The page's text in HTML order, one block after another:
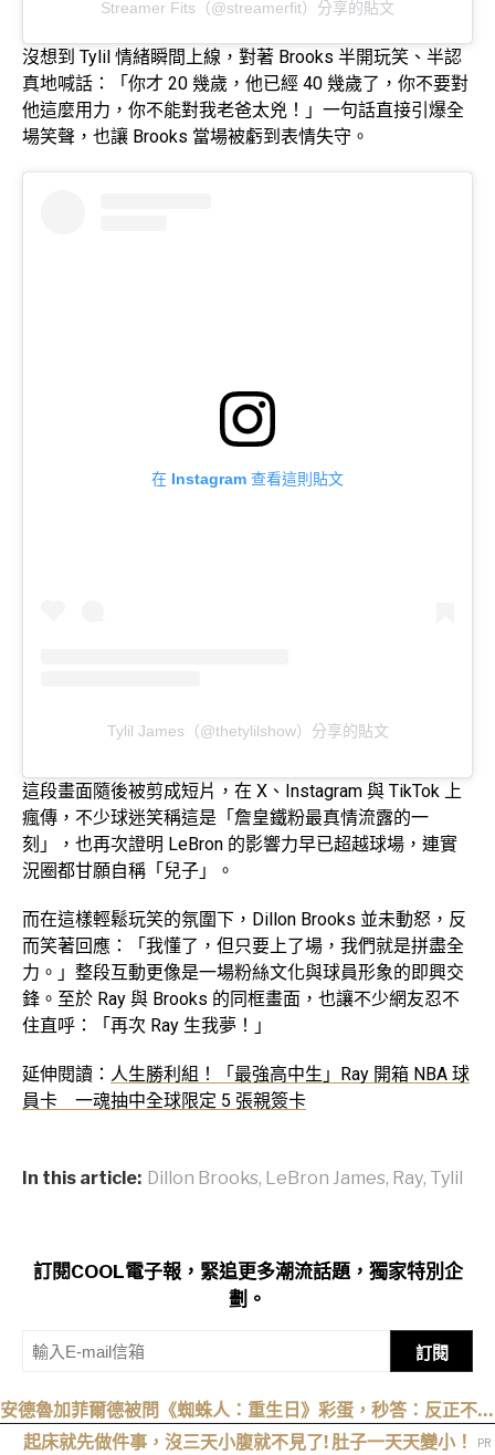
Streamer Fits（@streamerfit）分享的貼文
沒想到 Tylil 情緒瞬間上線，對著 Brooks 半開玩笑、半認
真地喊話：「你才 20 幾歲，他已經 40 幾歲了，你不要對
他這麼用力，你不能對我老爸太兇！」一句話直接引爆全
場笑聲，也讓 Brooks 當場被虧到表情失守。
在 Instagram 查看這則貼文
Tylil James（@thetylilshow）分享的貼文
這段畫面隨後被剪成短片，在 X、Instagram 與 TikTok 上
瘋傳，不少球迷笑稱這是「詹皇鐵粉最真情流露的一
刻」，也再次證明 LeBron 的影響力早已超越球場，連實
況圈都甘願自稱「兒子」。
而在這樣輕鬆玩笑的氛圍下，Dillon Brooks 並未動怒，反
而笑著回應：「我懂了，但只要上了場，我們就是拼盡全
力。」整段互動更像是一場粉絲文化與球員形象的即興交
鋒。至於 Ray 與 Brooks 的同框畫面，也讓不少網友忍不
住直呼：「再次 Ray 生我夢！」
延伸閱讀： 人生勝利組！「最強高中生」Ray 開箱 NBA 球
員卡 一魂抽中全球限定 5 張親簽卡
In this article: Dillon Brooks, LeBron James, Ray, Tylil
訂閱COOL電子報，緊追更多潮流話題，獨家特別企
劃。
訂閱
安德魯加菲爾德被問《蜘蛛人：重生日》彩蛋，秒答：反正不是
我
起床就先做件事，沒三天小腹就不見了! 肚子一天天變小！